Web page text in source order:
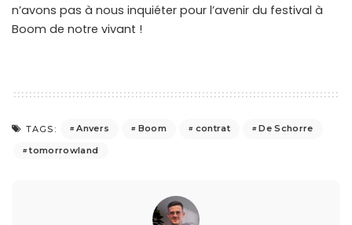
n’avons pas à nous inquiéter pour l’avenir du festival à
Boom de notre vivant !
TAGS: Anvers Boom contrat
De Schorre
tomorrowland